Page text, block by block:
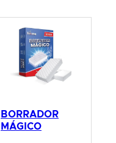
BORRADOR
MÁGICO